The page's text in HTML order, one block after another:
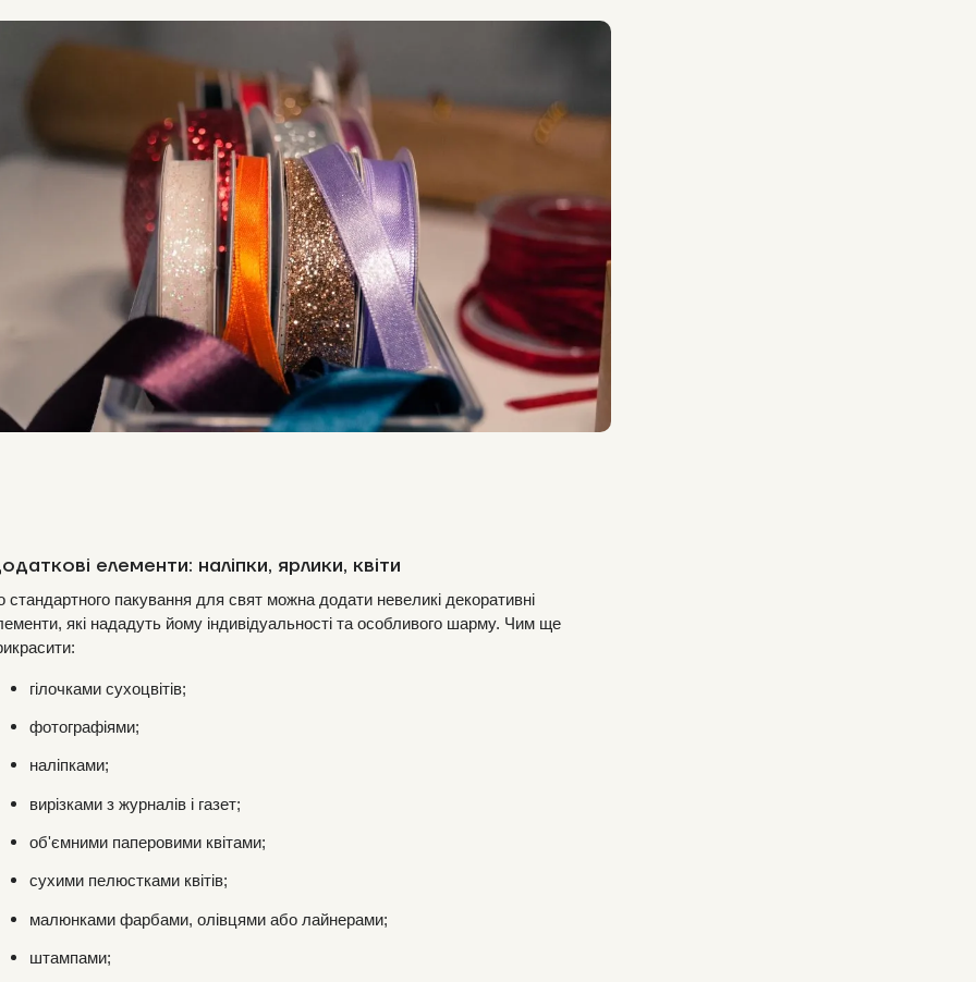
елементи: наліпки, ярлики, квіти
стандартного пакування для свят можна додати невеликі декоративні
які нададуть йому індивідуальності та особливого шарму. Чим ще
гілочками сухоцвітів;
фотографіями;
наліпками;
вирізками з журналів і газет;
об'ємними паперовими квітами;
сухими пелюстками квітів;
малюнками фарбами, олівцями або лайнерами;
штампами;